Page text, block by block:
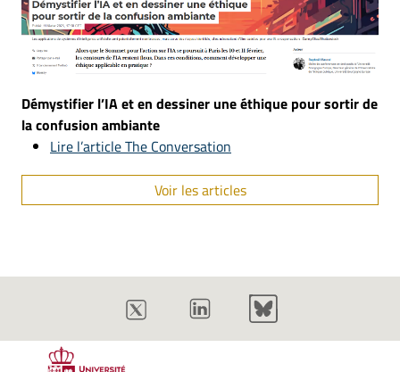
Démystifier l’IA et en dessiner une éthique pour sortir de
la confusion ambiante
Lire l’article The Conversation
Voir les articles